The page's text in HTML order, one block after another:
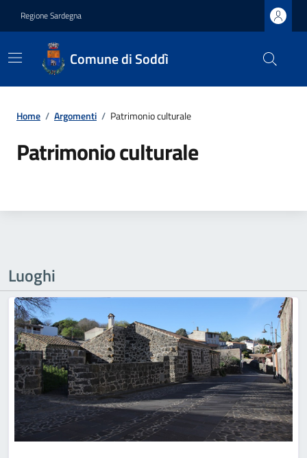
Regione Sardegna
Comune di Soddì
Home / Argomenti / Patrimonio culturale
Patrimonio culturale
Luoghi